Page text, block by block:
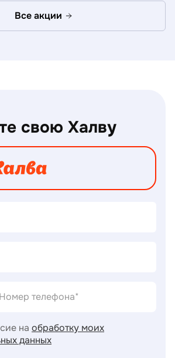
Все акции
свою Халву
на обработку моих
данных